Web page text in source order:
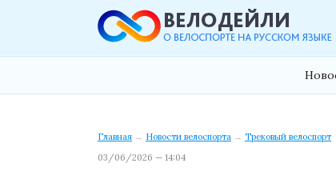
Главная → Новости велоспорта → Трековый велоспорт
03/06/2026 — 14:04